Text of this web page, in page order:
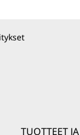
TUOTTEET JA